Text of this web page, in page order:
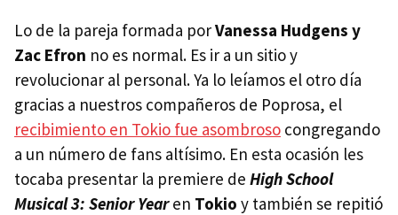
Lo de la pareja formada porVanessa Hudgens y
Zac Efron no es normal. Es ir a un sitio y
revolucionar al personal. Ya lo leíamos el otro día
gracias a nuestros compañeros de Poprosa, el
recibimiento en Tokio fue asombroso congregando
a un número de fans altísimo. En esta ocasión les
tocaba presentar la premiere de High School
Musical 3: Senior Yearen Tokio y también se repitió